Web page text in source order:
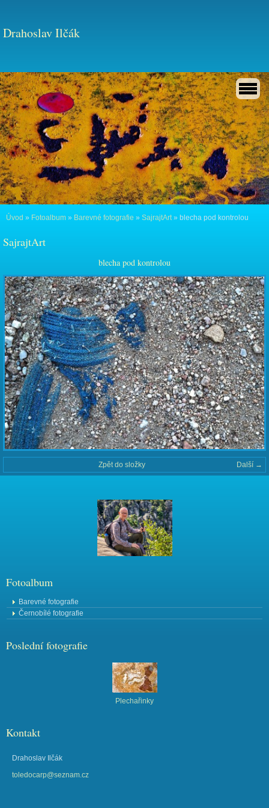
Drahoslav Ilčák
Úvod » Fotoalbum » Barevné fotografie » SajrajtArt» blecha pod kontrolou
SajrajtArt
blecha pod kontrolou
Další →
Zpět do složky
Fotoalbum
Barevné fotografie
Černobílé fotografie
Poslední fotografie
Plechařinky
Kontakt
Drahoslav Ilčák
toledocarp@seznam.cz